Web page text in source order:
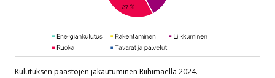
Kulutuksen päästöjen jakautuminen Riihimäellä 2024.